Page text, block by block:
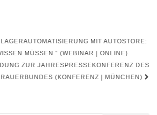
MIT AUTOSTORE:
MÜSSEN “ (WEBINAR | ONLINE)
ZUR JAHRESPRESSEKONFERENZ DES
(KONFERENZ | MÜNCHEN)